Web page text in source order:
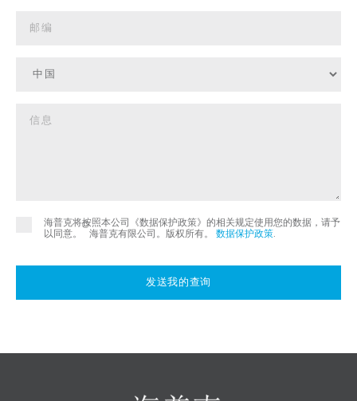
海普克将按照本公司《数据保护政策》的相关规定使用您的数据，请予
以同意。
©
海普克有限公司。版权所有。 数据保护政策.
发送我的查询